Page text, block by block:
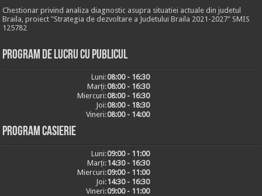
Chestionar privind analiza diagnostic asupra situatiei actuale din judetul
Braila, proiect "Strategia de dezvoltare a Judetului Braila 2021-2027" SMIS
125782
Program de lucru cu publicul
Luni:08:00 - 16:30
Marți:08:00 - 16:30
Miercuri:08:00 - 16:30
Joi:08:00 - 18:30
Vineri:08:00 - 14:00
Program casierie
Luni:09:00 - 11:00
Marți:14:30 - 16:30
Miercuri:09:00 - 11:00
Joi:14:30 - 16:30
Vineri:09:00 - 11:00